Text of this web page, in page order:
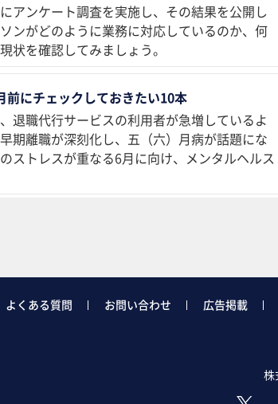
アンケート調査を実施し、その結果を公開し
ンがどのように業務に対応しているのか、何
状を確認してみましょう。
前にチェックしておきたい10本
退職代行サービスの利用者が急増しているよ
期離職が深刻化し、五（六）月病が話題にな
ストレスが重なる6月に向け、メンタルヘルス
よくある質問 お問い合わせ 広告掲載
株